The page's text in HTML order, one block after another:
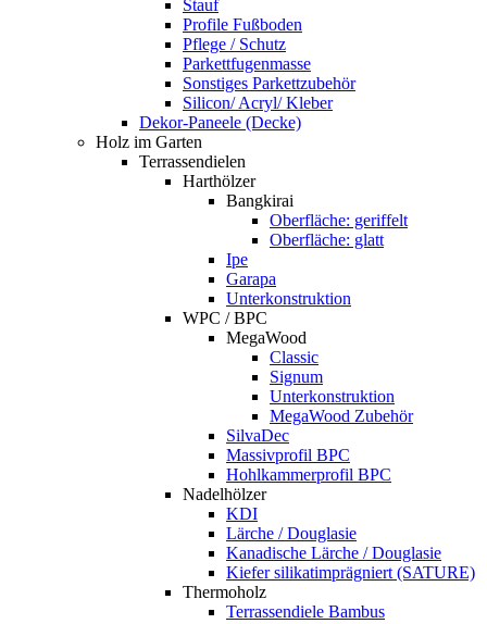
Stauf
Profile Fußboden
Pflege / Schutz
Parkettfugenmasse
Sonstiges Parkettzubehör
Silicon/ Acryl/ Kleber
Dekor-Paneele (Decke)
Holz im Garten
Terrassendielen
Harthölzer
Bangkirai
Oberfläche: geriffelt
Oberfläche: glatt
Ipe
Garapa
Unterkonstruktion
WPC / BPC
MegaWood
Classic
Signum
Unterkonstruktion
MegaWood Zubehör
SilvaDec
Massivprofil BPC
Hohlkammerprofil BPC
Nadelhölzer
KDI
Lärche / Douglasie
Kanadische Lärche / Douglasie
Kiefer silikatimprägniert (SATURE)
Thermoholz
Terrassendiele Bambus